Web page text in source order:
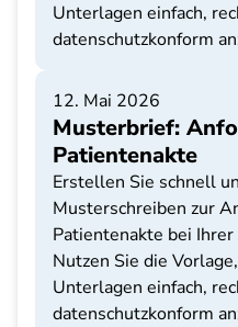
Unterlagen einfach,
datenschutzkonform
12. Mai 2026
Musterbrief:
Patientenakte
Erstellen Sie schnell
Musterschreiben zur
Patientenakte bei
Nutzen Sie die
Unterlagen einfach,
datenschutzkonform